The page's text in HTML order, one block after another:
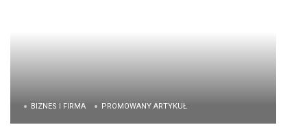
BIZNES I FIRMA PROMOWANY ARTYKUŁ